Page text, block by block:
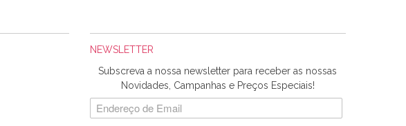
dos tecidos.
NEWSLETTER
Subscreva a nossa newsletter para receber as nossas
Novidades, Campanhas e Preços Especiais!